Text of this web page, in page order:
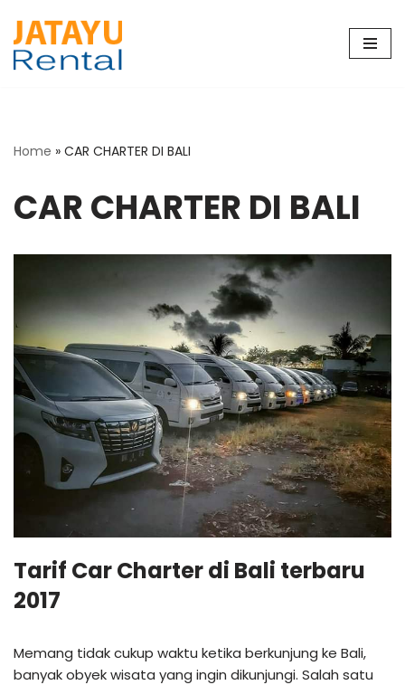
Skip
to
Home » CAR CHARTER DI BALI
CAR CHARTER DI BALI
Tarif Car Charter di Bali terbaru
2017
Memang tidak cukup waktu ketika berkunjung ke Bali,
banyak obyek wisata yang ingin dikunjungi. Salah satu